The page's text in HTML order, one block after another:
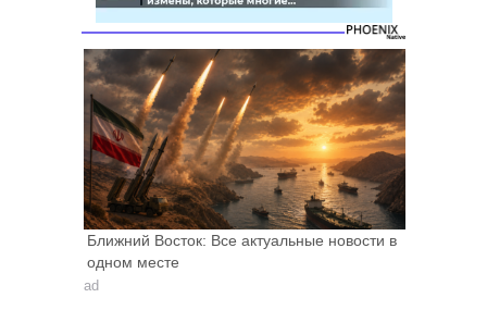
Ближний Восток: Все актуальные новости в
одном месте
ad